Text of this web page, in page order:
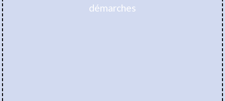
démarches